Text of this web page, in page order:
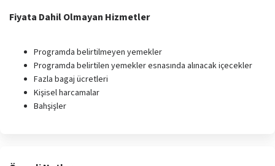
Fiyata Dahil Olmayan Hizmetler
Programda belirtilmeyen yemekler
Programda belirtilen yemekler esnasında alınacak içecekler
Fazla bagaj ücretleri
Kişisel harcamalar
Bahşişler